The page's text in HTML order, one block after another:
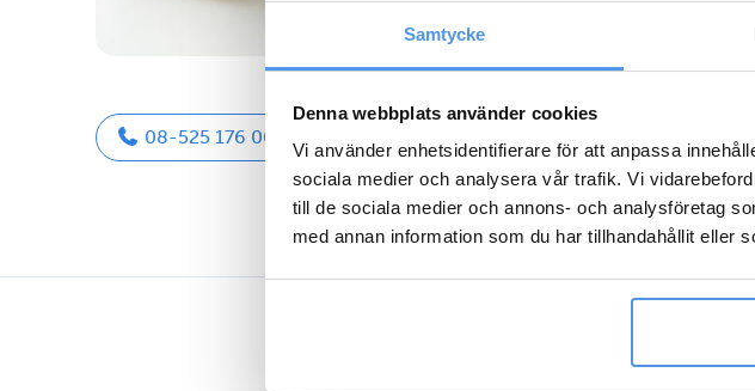
Samtycke
Denna webbplats använder cookies
Vi använder enhetsidentifierare för att anpassa
sociala medier och analysera vår trafik. Vi
till de sociala medier och annons- och analysföretag
med annan information som du har tillhandahållit eller
08-525 176 00